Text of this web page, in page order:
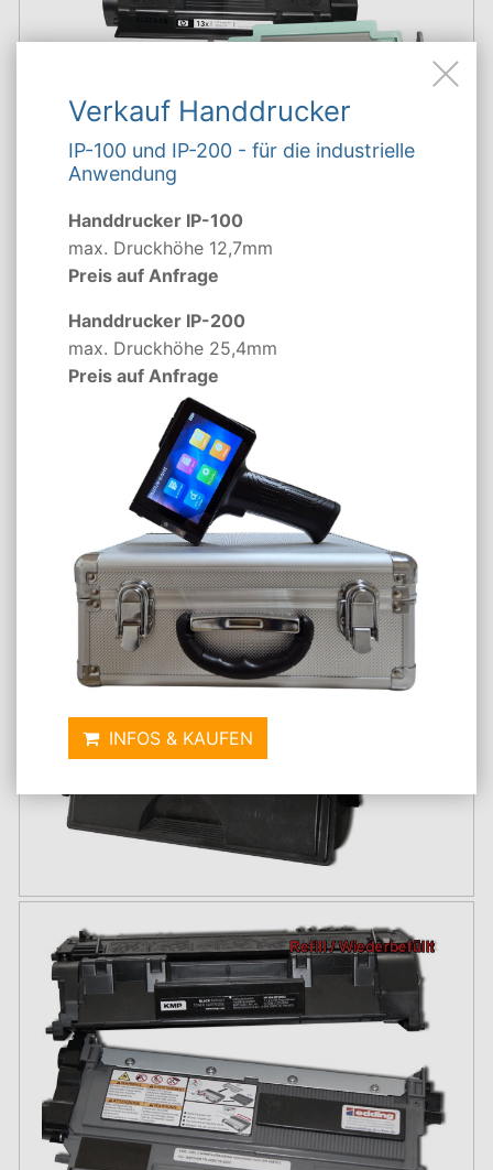
Verkauf Handdrucker
IP-100 und IP-200 - für die industrielle
Anwendung
Handdrucker IP-100
max. Druckhöhe 12,7mm
Preis auf Anfrage
Handdrucker IP-200
max. Druckhöhe 25,4mm
Preis auf Anfrage
INFOS & KAUFEN